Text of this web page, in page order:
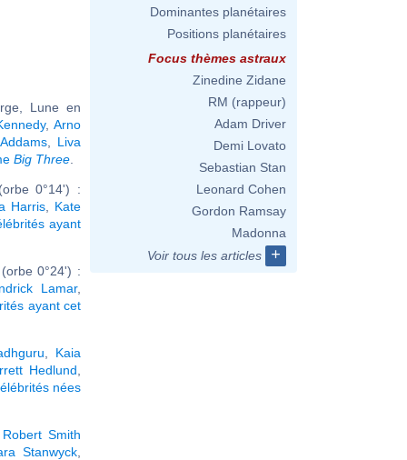
Lune en
, Arno
, Liva
Big Three
0°14') :
Harris, Kate
ayant
0°24') :
Lamar,
ayant cet
Kaia
Hedlund
nées
Robert Smith
Stanwyck
Dominantes planétaires
Positions planétaires
Focus thèmes astraux
Zinedine Zidane
RM (rappeur)
Adam Driver
Demi Lovato
Sebastian Stan
Leonard Cohen
Gordon Ramsay
Madonna
Voir tous les articles
+